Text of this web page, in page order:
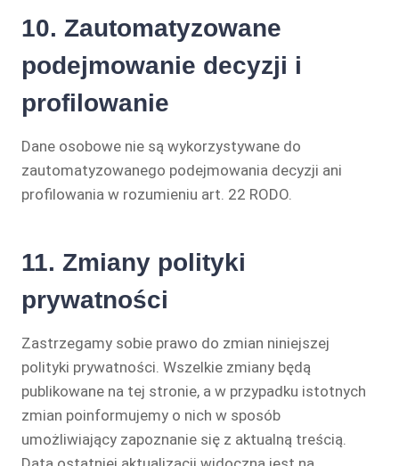
10. Zautomatyzowane
podejmowanie decyzji i
profilowanie
Dane osobowe nie są wykorzystywane do
zautomatyzowanego podejmowania decyzji ani
profilowania w rozumieniu art. 22 RODO.
11. Zmiany polityki
prywatności
Zastrzegamy sobie prawo do zmian niniejszej
polityki prywatności. Wszelkie zmiany będą
publikowane na tej stronie, a w przypadku istotnych
zmian poinformujemy o nich w sposób
umożliwiający zapoznanie się z aktualną treścią.